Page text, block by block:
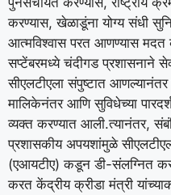
करण्यास, खेळाडूंना योग्य संधी
आत्मविश्वास परत आणण्यास
सप्टेंबरमध्ये चंदीगड प्रशासनाने
सीएलटीएला संपुष्टात आणल्यानंतर
मालिकेनंतर आणि सुविधेच्या
व्यक्त करण्यात आली.त्यानंतर,
प्रशासकीय अपयशांमुळे
(एआयटीए) कडून डी-संलग्नित
करत केंद्रीय क्रीडा मंत्री